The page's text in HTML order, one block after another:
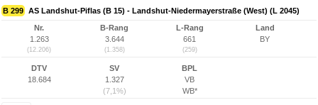
B 299 AS Landshut-Piflas (B 15) - Landshut-Niedermayerstraße (West) (L 2045)
Nr.
1.263
(12.206)
B-Rang
3.644
(1.358)
L-Rang
661
(259)
Land
BY
DTV
18.684
SV
1.327
(7,1%)
BPL
VB
WB*